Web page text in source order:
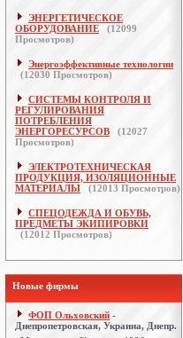
ЭНЕРГЕТИЧЕСКОЕ
ОБОРУДОВАНИЕ
(12099
Просмотров)
Энергоэффективные технологии
(12030 Просмотров)
СИСТЕМЫ КОНТРОЛЯ И
РЕГУЛИРОВАНИЯ
ПОТРЕБЛЕНИЯ
ЭНЕРГОРЕСУРСОВ
(12027
Просмотров)
ЭЛЕКТРОТЕХНИЧЕСКАЯ
ПРОДУКЦИЯ, ИЗОЛЯЦИОННЫЕ
МАТЕРИАЛЫ
(12013 Просмотров)
СПЕЦОДЕЖДА И ОБУВЬ,
ПРЕДМЕТЫ ЭКИПИРОВКИ
(12012 Просмотров)
Новые фирмы
ФОП Ольховский -
Днепропетровская, Украина, Днепр.